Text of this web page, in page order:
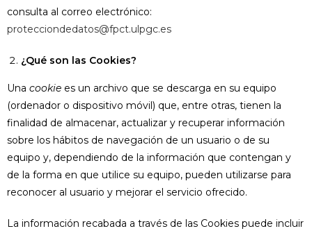
consulta al correo electrónico:
protecciondedatos@fpct.ulpgc.es
¿Qué son las Cookies?
Una cookie es un archivo que se descarga en su equipo
(ordenador o dispositivo móvil) que, entre otras, tienen la
finalidad de almacenar, actualizar y recuperar información
sobre los hábitos de navegación de un usuario o de su
equipo y, dependiendo de la información que contengan y
de la forma en que utilice su equipo, pueden utilizarse para
reconocer al usuario y mejorar el servicio ofrecido.
La información recabada a través de las Cookies puede incluir